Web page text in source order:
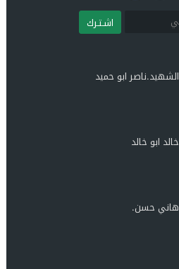
اشـتـرك
الشهيد.ناصر ابو حميد
خالد ابو خالد
هاني حسن.